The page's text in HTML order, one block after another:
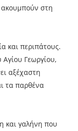
στη
και περιπάτους.
Αγίου Γεωργίου,
αξέχαστη
τα παρθένα
και γαλήνη που